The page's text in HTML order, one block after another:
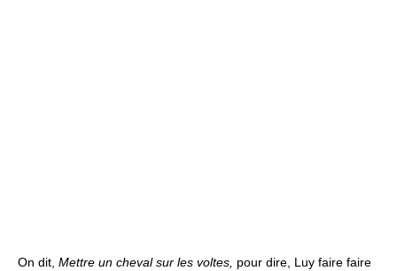
On dit, Mettre un cheval sur les voltes, pour dire, Luy faire faire